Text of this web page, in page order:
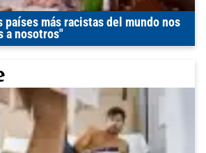
países más racistas del mundo nos
a nosotros"